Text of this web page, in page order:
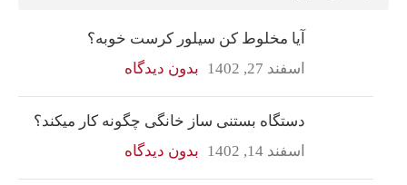
آیا مخلوط کن سیلور کرست خوبه؟
اسفند 27, 1402
بدون دیدگاه
دستگاه بستنی ساز خانگی چگونه کار میکند؟
اسفند 14, 1402
بدون دیدگاه